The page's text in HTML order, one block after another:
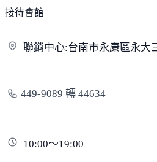
接待會館
聯銷中心:台南市永康區永大
449-9089 轉 44634
10:00～19:00